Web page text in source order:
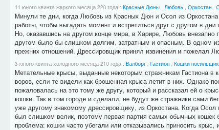
11 юного квинта жаркого месяца 220 года : Красные Дюны, Любовь, Оркостан,
Минули те дни, когда Любовь из Красных Дюн и Осол из
работы, чтобы выгадать момент и встретиться друг с другом в
Но, оказавшись на другом конце мира, в Харире, Любовь
другом было бы слишком долгим, затратным и опасным. В одном
прежних отношений. Дрессировщик принял извинения и пожелал
3 юного квинта холодного месяца 210 года : Валборг, Гастион, Кошки
Метательные крысы, выданные некоторым стражникам Гастиона в
воров, если те видели как брошенная крыса летит в них. Однако
пожаловалась на это тому же другу, который и рассказал ей о
кошки. Так в том городе и сделали, не будут же стражники сами
уже другому знакомому дрессировщику, из Оркостана. Когда Осол
был слишком велик, поэтому первая партия самых обычных
проблема: кошки часто убегали или отказывались приносить